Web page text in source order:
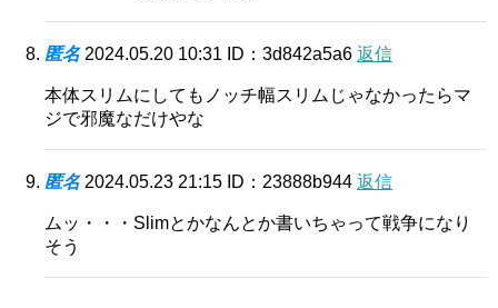
匿名 2024.05.20 10:31 ID：3d842a5a6 返信
本体スリムにしてもノッチ幅スリムじゃなかったらマ
ジで邪魔なだけやな
匿名 2024.05.23 21:15 ID：23888b944 返信
ムッ・・・Slimとかなんとか書いちゃって戦争になり
そう